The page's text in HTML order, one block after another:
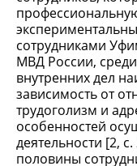
сотрудниками
МВД России,
внутренних дел
зависимость от
трудоголизм и
особенностей
деятельности [2,
половины